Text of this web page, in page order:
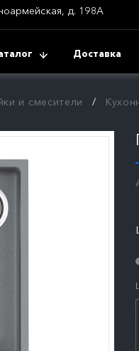
д. 198А
Доставка
и смесители